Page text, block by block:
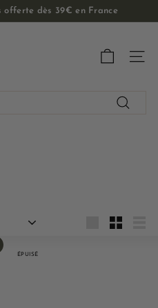
Diaporama
offerte dès 39€ en France
ÉPUISÉ